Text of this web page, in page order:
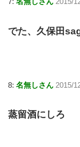
でた、久保田
8: 名無しさん 2015/
蒸留酒にしろ